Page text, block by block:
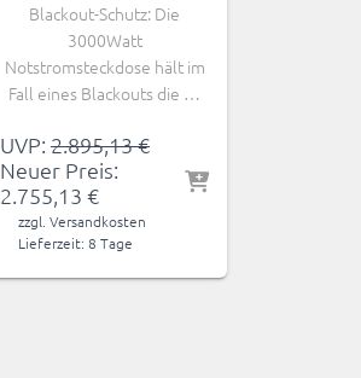
Blackout-Schutz: Die
3000Watt
Notstromsteckdose hält im
Fall eines Blackouts die …
UVP: 2.895,13€Ursprünglicher
Preis
Neuer Preis:
2.755,13 €Aktueller
Preis
ist:
zzgl. Versandkosten
Lieferzeit: 8 Tage